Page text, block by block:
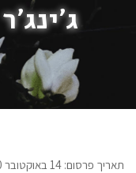
תאריך פרסום: 14 באוקטובר 2020